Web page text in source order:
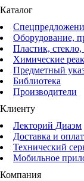
Каталог
Оборудование,
Пластик,
Химические
Предметный
Библиотека
Производители
Клиенту
Лекторий Диаэм
Доставка и
Технический
Мобильное
Компания